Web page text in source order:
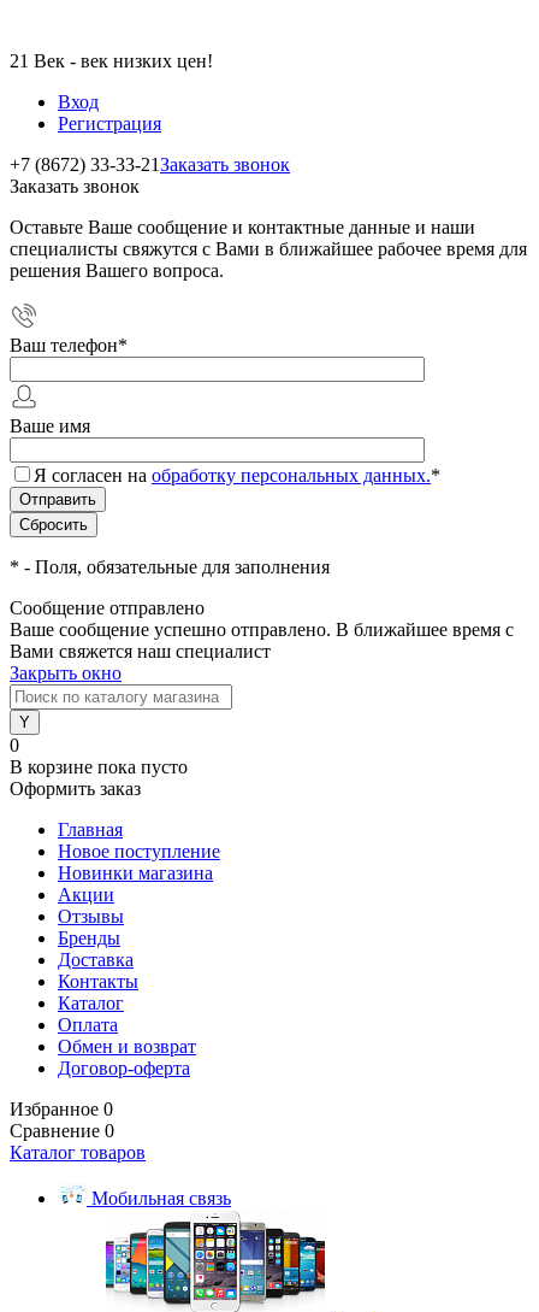
21 Век - век низких цен!
Вход
Регистрация
+7 (8672) 33-33-21Заказать звонок
Заказать звонок
Оставьте Ваше сообщение и контактные данные и наши
специалисты свяжутся с Вами в ближайшее рабочее время для
решения Вашего вопроса.
Ваш телефон*
Ваше имя
Я согласен на обработку персональных данных.*
* - Поля, обязательные для заполнения
Сообщение отправлено
Ваше сообщение успешно отправлено. В ближайшее время с
Вами свяжется наш специалист
Закрыть окно
0
В корзине пока пусто
Оформить заказ
Главная
Новое поступление
Новинки магазина
Акции
Отзывы
Бренды
Доставка
Контакты
Каталог
Оплата
Обмен и возврат
Договор-оферта
Избранное 0
Сравнение 0
Каталог товаров
Мобильная связь